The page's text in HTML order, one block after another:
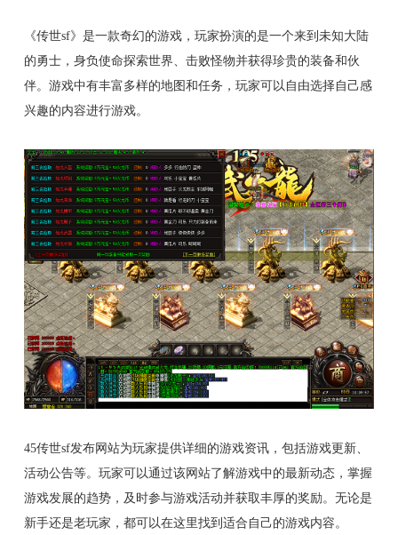
《传世sf》是一款奇幻的游戏，玩家扮演的是一个来到未知大陆
的勇士，身负使命探索世界、击败怪物并获得珍贵的装备和伙
伴。游戏中有丰富多样的地图和任务，玩家可以自由选择自己感
兴趣的内容进行游戏。
45传世sf发布网站为玩家提供详细的游戏资讯，包括游戏更新、
活动公告等。玩家可以通过该网站了解游戏中的最新动态，掌握
游戏发展的趋势，及时参与游戏活动并获取丰厚的奖励。无论是
新手还是老玩家，都可以在这里找到适合自己的游戏内容。